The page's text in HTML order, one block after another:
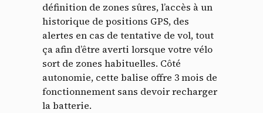
définition de zones sûres, l’accès à un
historique de positions GPS, des
alertes en cas de tentative de vol, tout
ça afin d’être averti lorsque votre vélo
sort de zones habituelles. Côté
autonomie, cette balise offre 3 mois de
fonctionnement sans devoir recharger
la batterie.